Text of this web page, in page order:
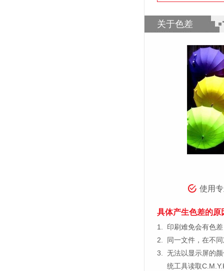
关于色差
使用
具体产生色差的原
1.
印刷难免会有色
2.
同一文件，在不
3. 无法以显示屏的
统工具读取